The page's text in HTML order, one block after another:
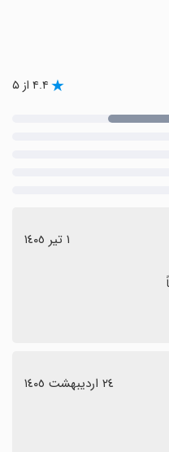
۴.۴ از ۵
١ تیر ١٤٠٥
٢٤ اردیبهشت ١٤٠٥